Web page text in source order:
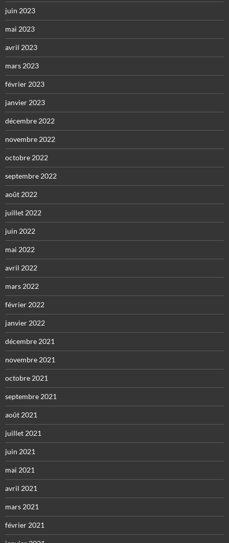
juin 2023
mai 2023
avril 2023
mars 2023
février 2023
janvier 2023
décembre 2022
novembre 2022
octobre 2022
septembre 2022
août 2022
juillet 2022
juin 2022
mai 2022
avril 2022
mars 2022
février 2022
janvier 2022
décembre 2021
novembre 2021
octobre 2021
septembre 2021
août 2021
juillet 2021
juin 2021
mai 2021
avril 2021
mars 2021
février 2021